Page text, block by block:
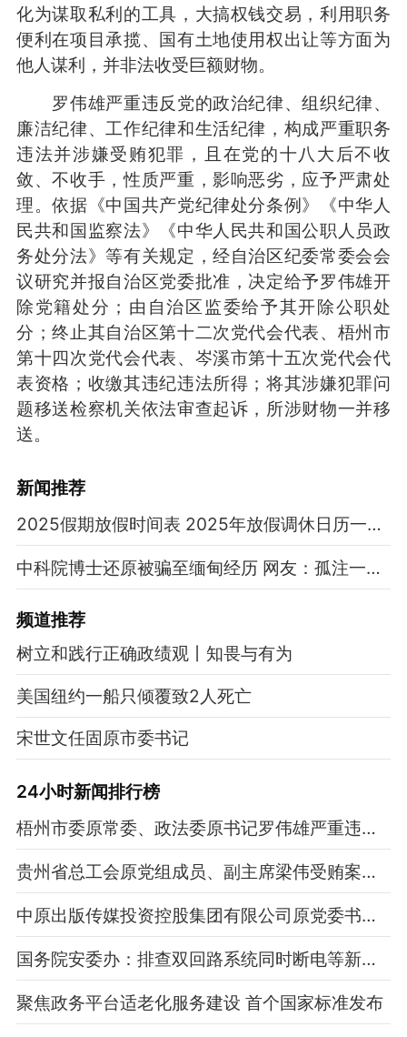
化为谋取私利的工具，大搞权钱交易，利用职务
便利在项目承揽、国有土地使用权出让等方面为
他人谋利，并非法收受巨额财物。
罗伟雄严重违反党的政治纪律、组织纪律、
廉洁纪律、工作纪律和生活纪律，构成严重职务
违法并涉嫌受贿犯罪，且在党的十八大后不收
敛、不收手，性质严重，影响恶劣，应予严肃处
理。依据《中国共产党纪律处分条例》《中华人
民共和国监察法》《中华人民共和国公职人员政
务处分法》等有关规定，经自治区纪委常委会会
议研究并报自治区党委批准，决定给予罗伟雄开
除党籍处分；由自治区监委给予其开除公职处
分；终止其自治区第十二次党代会代表、梧州市
第十四次党代会代表、岑溪市第十五次党代会代
表资格；收缴其违纪违法所得；将其涉嫌犯罪问
题移送检察机关依法审查起诉，所涉财物一并移
送。
新闻推荐
2025假期放假时间表 2025年放假调休日历一览表
中科院博士还原被骗至缅甸经历 网友：孤注一掷现实版
频道推荐
树立和践行正确政绩观丨知畏与有为
美国纽约一船只倾覆致2人死亡
宋世文任固原市委书记
24小时新闻排行榜
梧州市委原常委、政法委原书记罗伟雄严重违纪违法被开除党籍和公职
贵州省总工会原党组成员、副主席梁伟受贿案一审宣判
中原出版传媒投资控股集团有限公司原党委书记、董事长李永臻严重违纪违法被开除党籍
国务院安委办：排查双回路系统同时断电等新型衍生隐患
聚焦政务平台适老化服务建设 首个国家标准发布